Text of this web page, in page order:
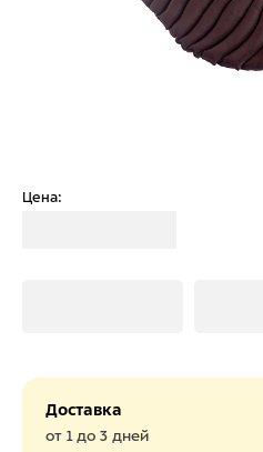
Цена:
Доставка
от 1 до 3 дней